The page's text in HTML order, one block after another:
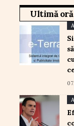
Ultimă oră